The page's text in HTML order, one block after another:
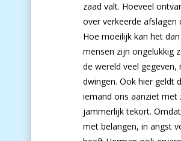
zaad valt. Hoeveel
over verkeerde afslagen
Hoe moeilijk kan het
mensen zijn ongelukkig
de wereld veel
dwingen. Ook hier geldt
iemand ons aanziet met
jammerlijk tekort.
met belangen, in angst